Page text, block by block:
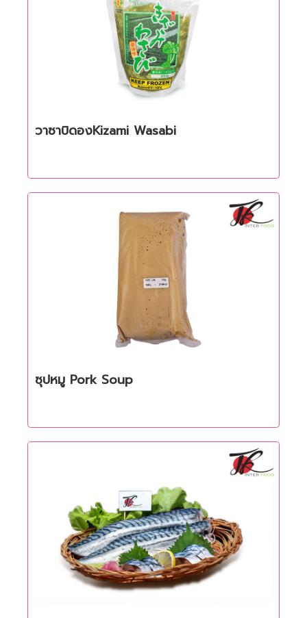
Quick View
วาซาบิดองKizami Wasabi
Quick View
ซุปหมู Pork Soup